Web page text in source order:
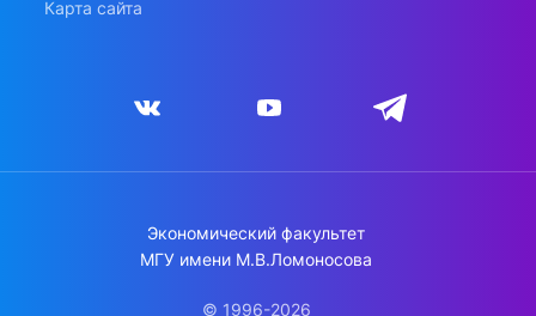
Карта сайта
Экономический факультет
МГУ имени М.В.Ломоносова
© 1996-2026